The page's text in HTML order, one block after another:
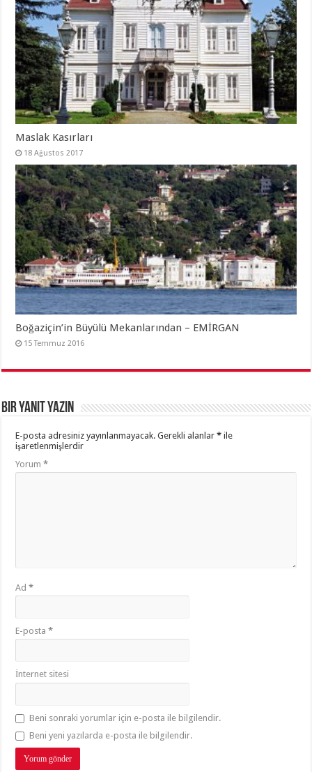
Maslak Kasırları
18 Ağustos 2017
Boğaziçin’in Büyülü Mekanlarından – EMİRGAN
15 Temmuz 2016
Bir yanıt yazın
E-posta adresiniz yayınlanmayacak. Gerekli alanlar* ile
işaretlenmişlerdir
Yorum*
Ad*
E-posta*
İnternet sitesi
Beni sonraki yorumlar için e-posta ile bilgilendir.
Beni yeni yazılarda e-posta ile bilgilendir.